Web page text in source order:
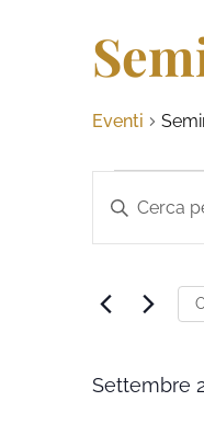
Eventi
Eventi
Ricerca
viste
Parola
Cerca
Parola
Chiave.
Settembre